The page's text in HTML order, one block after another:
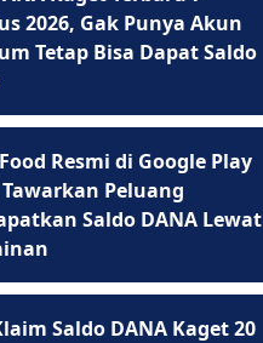
2026, Gak Punya Akun
Tetap Bisa Dapat Saldo
Resmi di Google Play
Peluang
Saldo DANA Lewat
Saldo DANA Kaget 20